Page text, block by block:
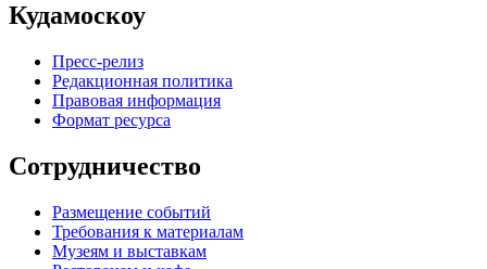
Кудамоскоу
Пресс-релиз
Редакционная политика
Правовая информация
Формат ресурса
Сотрудничество
Размещение событий
Требования к материалам
Музеям и выставкам